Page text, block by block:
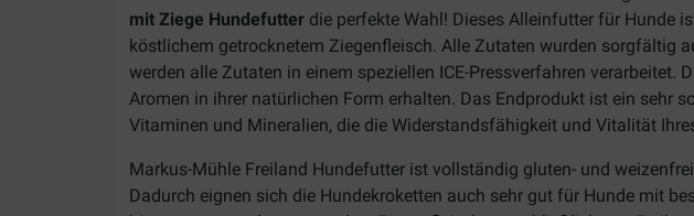
mit Ziege Hundefutter die perfekte Wahl! Dieses Alleinfutter für Hunde
köstlichem getrocknetem Ziegenfleisch. Alle Zutaten wurden sorgfältig
werden alle Zutaten in einem speziellen ICE-Pressverfahren
Aromen in ihrer natürlichen Form erhalten. Das Endprodukt ist ein
Vitaminen und Mineralien, die die Widerstandsfähigkeit und Vitalität
Markus-Mühle Freiland Hundefutter ist vollständig gluten- und
Dadurch eignen sich die Hundekroketten auch sehr gut für Hunde mit